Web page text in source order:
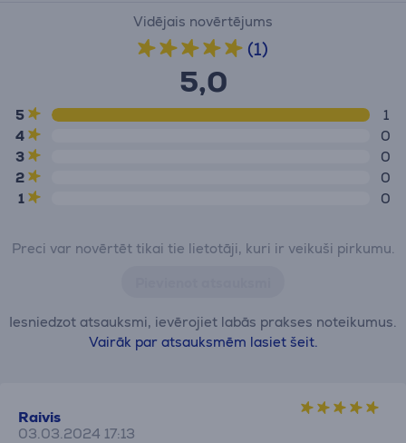
Vidējais novērtējums
(1)
5,0
5
1
4
0
3
0
2
0
1
0
Preci var novērtēt tikai tie lietotāji, kuri ir veikuši pirkumu.
Iesniedzot atsauksmi, ievērojiet labās prakses noteikumus.
Vairāk par atsauksmēm lasiet šeit.
Raivis
03.03.2024 17:13